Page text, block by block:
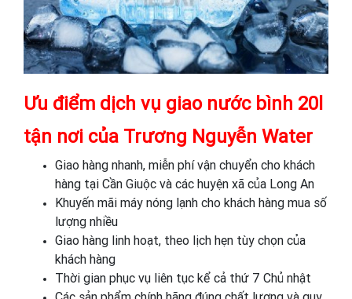
Ưu điểm dịch vụ giao nước bình 20l
tận nơi của Trương Nguyễn Water
Giao hàng nhanh, miễn phí vận chuyển cho khách
hàng tại Cần Giuộc và các huyện xã của Long An
Khuyến mãi máy nóng lạnh cho khách hàng mua số
lượng nhiều
Giao hàng linh hoạt, theo lịch hẹn tùy chọn của
khách hàng
Thời gian phục vụ liên tục kể cả thứ 7 Chủ nhật